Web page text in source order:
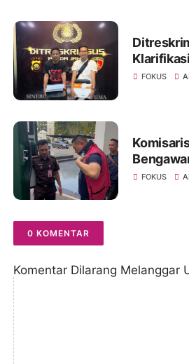
Korupsi
FOKUS
Ditahan,
FOKUS
0 KOMENTAR
Komentar Dilarang Melanggar